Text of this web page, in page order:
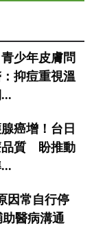
少年皮膚問
抑痘重視溫
癌增！台日
品質 盼推動
因常自行停
助醫病溝通